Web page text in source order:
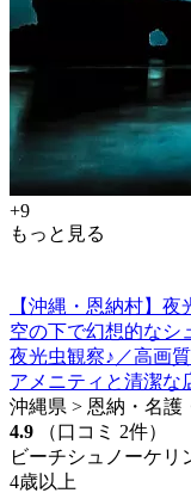
+9
もっと見る
【沖縄・恩納村】
空の下で幻想的なシ
夜光虫観察♪／高画
アメニティと清潔な
沖縄県 > 恩納・名護
4.9
（口コミ 2件）
ビーチシュノーケリ
4歳以上